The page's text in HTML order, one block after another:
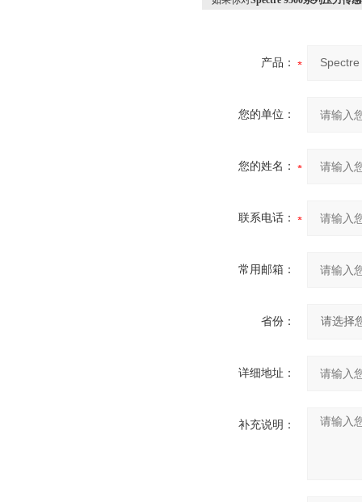
产品：
您的单位：
您的姓名：
联系电话：
常用邮箱：
省份：
详细地址：
补充说明：